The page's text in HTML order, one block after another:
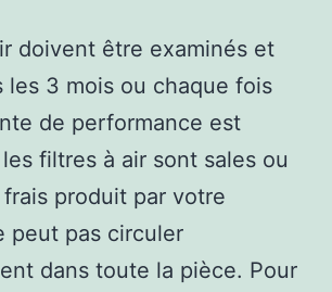
doivent être examinés et
les 3 mois ou chaque fois
de performance est
filtres à air sont sales ou
frais produit par votre
peut pas circuler
dans toute la pièce. Pour